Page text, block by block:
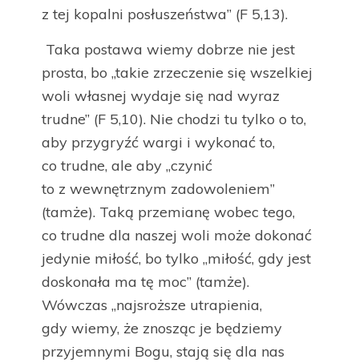
z tej kopalni posłuszeństwa” (F 5,13).
Taka postawa wiemy dobrze nie jest
prosta, bo „takie zrzeczenie się wszelkiej
woli własnej wydaje się nad wyraz
trudne” (F 5,10). Nie chodzi tu tylko o to,
aby przygryźć wargi i wykonać to,
co trudne, ale aby „czynić
to z wewnętrznym zadowoleniem”
(tamże). Taką przemianę wobec tego,
co trudne dla naszej woli może dokonać
jedynie miłość, bo tylko „miłość, gdy jest
doskonała ma tę moc” (tamże).
Wówczas „najsroższe utrapienia,
gdy wiemy, że znosząc je będziemy
przyjemnymi Bogu, stają się dla nas